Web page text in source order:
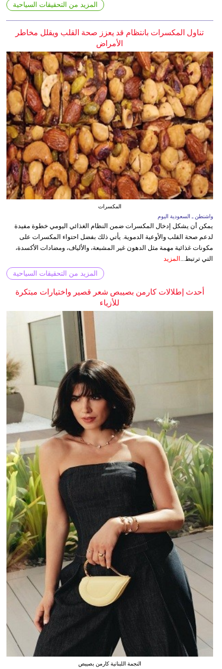
المزيد من التحقيقات السياحية
تناول المكسرات بانتظام قد يعزز صحة القلب ويقلل مخاطر
الأمراض
المكسرات
واشنطن ـ السعودية اليوم
يمكن أن يشكل إدخال المكسرات ضمن النظام الغذائي اليومي خطوة مفيدة
لدعم صحة القلب والأوعية الدموية. يأتي ذلك بفضل احتواء المكسرات على
مكونات غذائية مهمة مثل الدهون غير المشبعة، والألياف، ومضادات الأكسدة،
التي ترتبط...
المزيد
المزيد من التحقيقات السياحية
أحدث إطلالات كارمن بصيبص شعر قصير واختيارات مبتكرة
للأزياء
النجمة اللبنانية كارمن بصيبص